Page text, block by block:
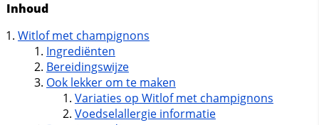
Inhoud
Witlof met champignons
Ingrediënten
Bereidingswijze
Ook lekker om te maken
Variaties op Witlof met champignons
Voedselallergie informatie